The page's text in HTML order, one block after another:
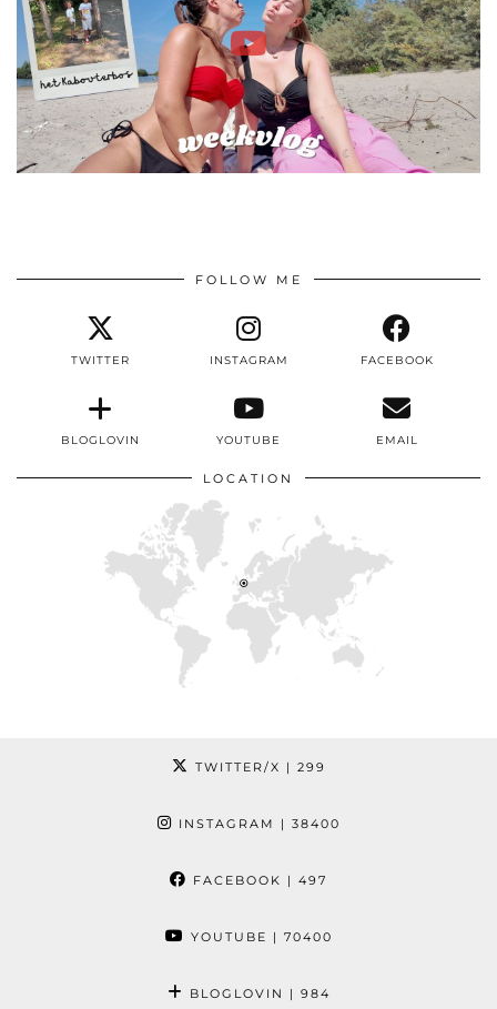
FOLLOW ME
TWITTER INSTAGRAM FACEBOOK
BLOGLOVIN YOUTUBE EMAIL
LOCATION
TWITTER/X | 299
INSTAGRAM | 38400
FACEBOOK | 497
YOUTUBE | 70400
BLOGLOVIN | 984